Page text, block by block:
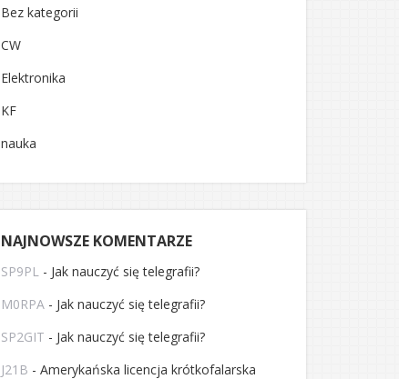
Bez kategorii
CW
Elektronika
KF
nauka
NAJNOWSZE KOMENTARZE
SP9PL - Jak nauczyć się telegrafii?
M0RPA - Jak nauczyć się telegrafii?
SP2GIT - Jak nauczyć się telegrafii?
J21B - Amerykańska licencja krótkofalarska